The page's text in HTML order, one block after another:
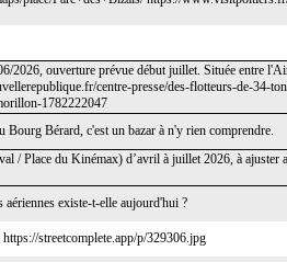
2026, ouverture prévue début juillet. Située entre
centre-presse/des-flotteurs-de-34-
1782222047
Bourg Bérard, c'est un bazar à n'y rien comprendre.
/ Place du Kinémax) d’avril à juillet 2026, à ajuster
aériennes existe-t-elle aujourd'hui ?
streetcomplete.app/p/329306.jpg